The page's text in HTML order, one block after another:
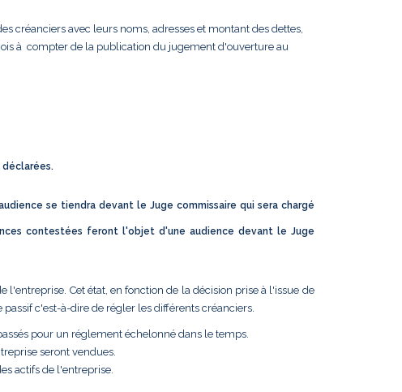
créanciers avec leurs noms, adresses et montant des dettes,
à compter de la publication du jugement d'ouverture au
se tiendra devant le Juge commissaire qui sera chargé
contestées feront l'objet d'une audience devant le Juge
Cet état, en fonction de la décision prise à l'issue de
c'est-à-dire de régler les différents créanciers.
pour un réglement échelonné dans le temps.
seront vendues.
actifs de l'entreprise.